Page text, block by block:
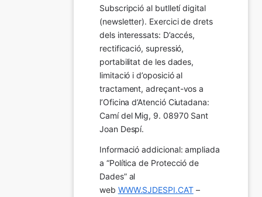
Subscripció al butlletí digital
(newsletter). Exercici de drets
dels interessats: D’accés,
rectificació, supressió,
portabilitat de les dades,
limitació i d’oposició al
tractament, adreçant-vos a
l’Oficina d’Atenció Ciutadana:
Camí del Mig, 9. 08970 Sant
Joan Despí.
Informació addicional: ampliada
a “Política de Protecció de
Dades” al
web WWW.SJDESPI.CAT –